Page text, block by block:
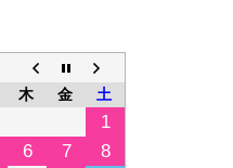
木 金 土
1
6 7
8